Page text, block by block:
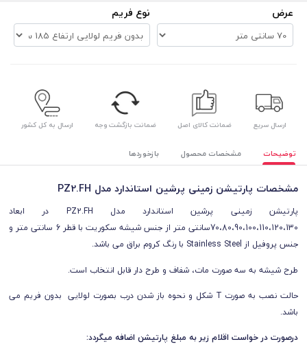
عرض نوع فریم
ارسال سریع ضمانت کالای اصل ضمانت بازگشت وجه ارسال به کل کشور
توضیحات مشخصات محصول بازخوردها
مشخصات پارتیشن زمینی پرشین استاندارد مدل PZ2.FH
پارتیشن زمینی پرشین استاندارد مدل PZ2.FH در ابعاد
70،80،90،100،110،120،130سانتی متر از جنس شیشه سکوریت با قطر 6 سانتی متر و
جنس پروفیل ازStainless Steel با رنگکروم براقمی باشد.
طرح شیشه به سه صورت مات، شفاف و طرح دار قابل انتخاب است.
حالت نصب به صورت T شکل و نحوه باز شدن درب بصورت لولایی بدون فریم می
باشد.
درصورت در خواست اقلام زیر به مبلغ پارتیشن اضافه میگردد: